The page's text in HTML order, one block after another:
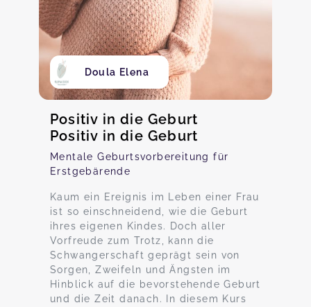
Doula Elena
Positiv in die Geburt
Positiv in die Geburt
Mentale Geburtsvorbereitung für
Erstgebärende
Kaum ein Ereignis im Leben einer Frau
ist so einschneidend, wie die Geburt
ihres eigenen Kindes. Doch aller
Vorfreude zum Trotz, kann die
Schwangerschaft geprägt sein von
Sorgen, Zweifeln und Ängsten im
Hinblick auf die bevorstehende Geburt
und die Zeit danach. In diesem Kurs